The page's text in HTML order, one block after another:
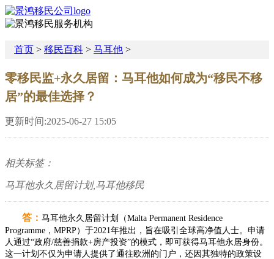
首页 > 移民百科 > 马耳他 >
零移民监+永久居留：马耳他如何成为“移民不移
居”的最佳选择？
更新时间:2025-06-27 15:05
相关标签：
马耳他永久居留计划,马耳他移民
答： 马耳他永久居留计划（Malta Permanent Residence
Programme，MPRP）于2021年推出，旨在吸引全球高净值人士。申请
人通过“政府/慈善捐款+房产投资”的模式，即可获得马耳他永居身份。
这一计划不仅为申请人提供了通往欧洲的门户，还因其独特的政策设